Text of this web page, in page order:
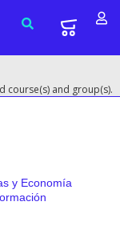
course(s) and group(s).
y Economía